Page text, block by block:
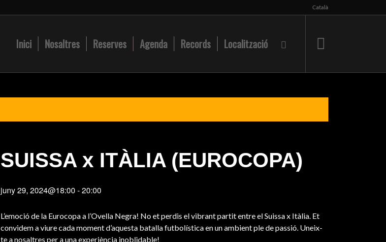
Català
Inici Nosaltres Reserves Agenda Records Localització
SUISSA x ITÀLIA (EUROCOPA)
juny 29, 2024@18:00 -20:00
L’emoció de la Eurocopa a l’Ovella Negra! No et perdis el vibrant partit entre el Suissa x Itàlia. Et
convidem a viure cada moment d’aquesta batalla futbolística en un ambient ple de passió. Uneix-
te a nosaltres per a una experiència inoblidable!